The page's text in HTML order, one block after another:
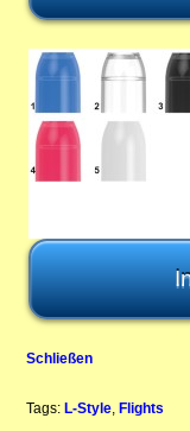
Schließen
Tags: L-Style, Flights